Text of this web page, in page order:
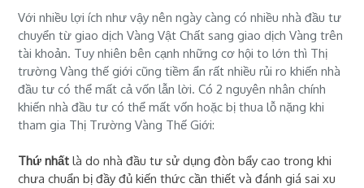
Với nhiều lợi ích như vậy nên ngày càng có nhiều nhà đầu tư
chuyển từ giao dịch Vàng Vật Chất sang giao dịch Vàng trên
tài khoản. Tuy nhiên bên cạnh những cơ hội to lớn thì Thị
trường Vàng thế giới cũng tiềm ẩn rất nhiều rủi ro khiến nhà
đầu tư có thể mất cả vốn lẫn lời. Có 2 nguyên nhân chính
khiến nhà đầu tư có thể mất vốn hoặc bị thua lỗ nặng khi
tham gia Thị Trường Vàng Thế Giới:
Thứ nhất là do nhà đầu tư sử dụng đòn bẩy cao trong khi
chưa chuẩn bị đầy đủ kiến thức cần thiết và đánh giá sai xu